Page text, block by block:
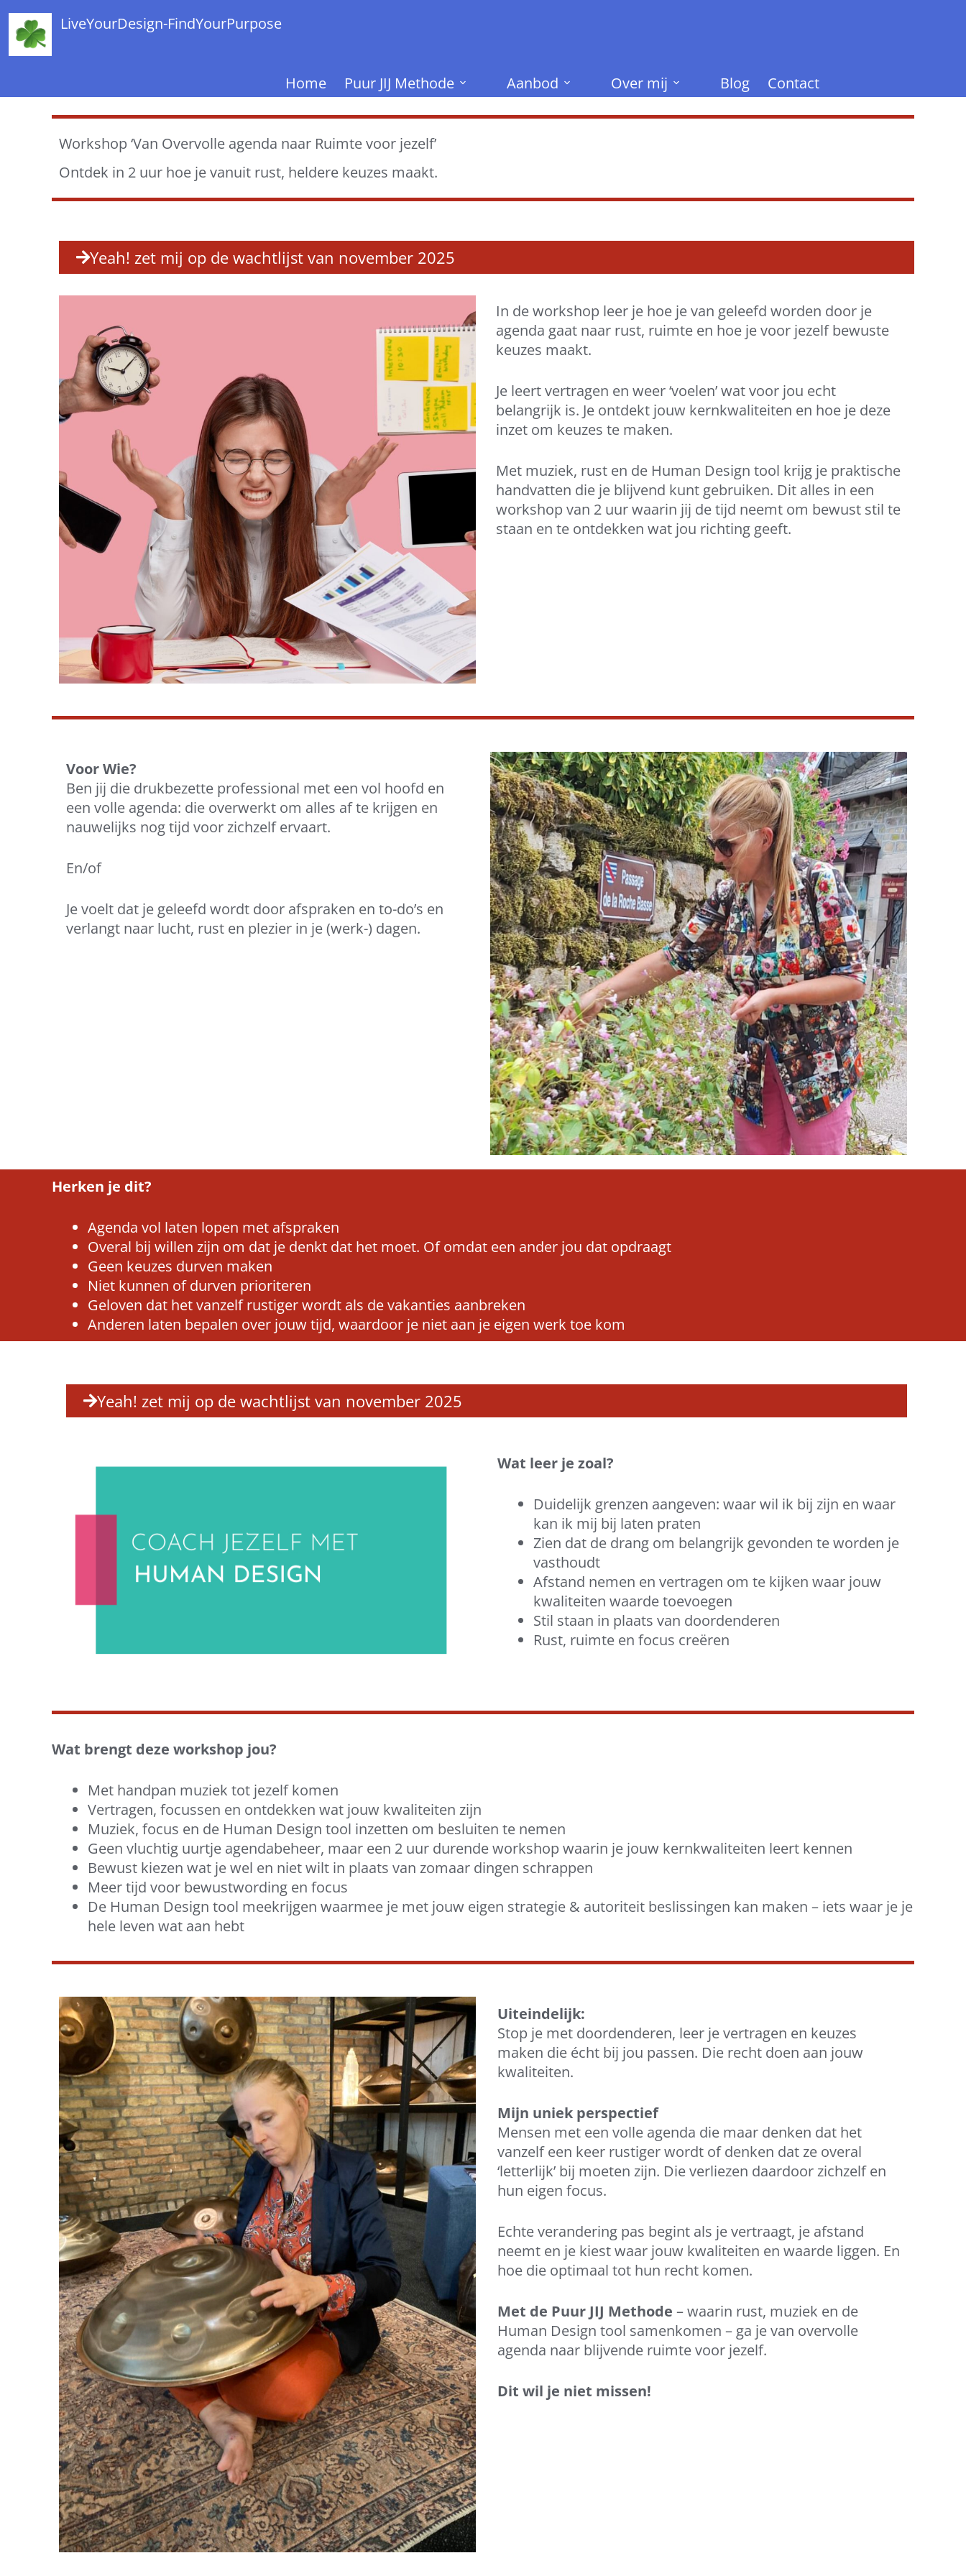
LiveYourDesign-FindYourPurpose
Home Puur JIJ Methode Aanbod Over mij Blog Contact
Workshop ‘Van Overvolle agenda naar Ruimte voor jezelf’
Ontdek in 2 uur hoe je vanuit rust, heldere keuzes maakt.
Yeah! zet mij op de wachtlijst van november 2025
In de workshop leer je hoe je van geleefd worden door je
agenda gaat naar rust, ruimte en hoe je voor jezelf bewuste
keuzes maakt.
Je leert vertragen en weer ‘voelen’ wat voor jou echt
belangrijk is. Je ontdekt jouw kernkwaliteiten en hoe je deze
inzet om keuzes te maken.
Met muziek, rust en de Human Design tool krijg je praktische
handvatten die je blijvend kunt gebruiken. Dit alles in een
workshop van 2 uur waarin jij de tijd neemt om bewust stil te
staan en te ontdekken wat jou richting geeft.
Voor Wie?
Ben jij die drukbezette professional met een vol hoofd en
een volle agenda: die overwerkt om alles af te krijgen en
nauwelijks nog tijd voor zichzelf ervaart.
En/of
Je voelt dat je geleefd wordt door afspraken en to-do’s en
verlangt naar lucht, rust en plezier in je (werk-) dagen.
Herken je dit?
Agenda vol laten lopen met afspraken
Overal bij willen zijn om dat je denkt dat het moet. Of omdat een ander jou dat opdraagt
Geen keuzes durven maken
Niet kunnen of durven prioriteren
Geloven dat het vanzelf rustiger wordt als de vakanties aanbreken
Anderen laten bepalen over jouw tijd, waardoor je niet aan je eigen werk toe kom
Yeah! zet mij op de wachtlijst van november 2025
Wat leer je zoal?
Duidelijk grenzen aangeven: waar wil ik bij zijn en waar
kan ik mij bij laten praten
Zien dat de drang om belangrijk gevonden te worden je
vasthoudt
Afstand nemen en vertragen om te kijken waar jouw
kwaliteiten waarde toevoegen
Stil staan in plaats van doordenderen
Rust, ruimte en focus creëren
Wat brengt deze workshop jou?
Met handpan muziek tot jezelf komen
Vertragen, focussen en ontdekken wat jouw kwaliteiten zijn
Muziek, focus en de Human Design tool inzetten om besluiten te nemen
Geen vluchtig uurtje agendabeheer, maar een 2 uur durende workshop waarin je jouw kernkwaliteiten leert kennen
Bewust kiezen wat je wel en niet wilt in plaats van zomaar dingen schrappen
Meer tijd voor bewustwording en focus
De Human Design tool meekrijgen waarmee je met jouw eigen strategie & autoriteit beslissingen kan maken – iets waar je je
hele leven wat aan hebt
Uiteindelijk:
Stop je met doordenderen, leer je vertragen en keuzes
maken die écht bij jou passen. Die recht doen aan jouw
kwaliteiten.
Mijn uniek perspectief
Mensen met een volle agenda die maar denken dat het
vanzelf een keer rustiger wordt of denken dat ze overal
‘letterlijk’ bij moeten zijn. Die verliezen daardoor zichzelf en
hun eigen focus.
Echte verandering pas begint als je vertraagt, je afstand
neemt en je kiest waar jouw kwaliteiten en waarde liggen. En
hoe die optimaal tot hun recht komen.
Met de Puur JIJ Methode – waarin rust, muziek en de
Human Design tool samenkomen – ga je van overvolle
agenda naar blijvende ruimte voor jezelf.
Dit wil je niet missen!